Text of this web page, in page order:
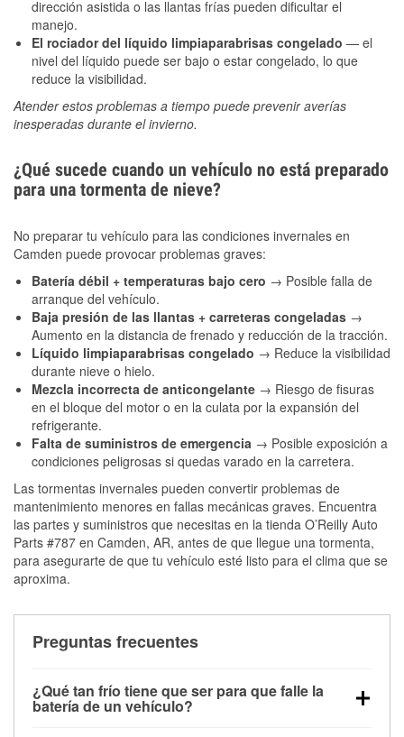
dirección asistida o las llantas frías pueden dificultar el
manejo.
El rociador del líquido limpiaparabrisas congelado — el
nivel del líquido puede ser bajo o estar congelado, lo que
reduce la visibilidad.
Atender estos problemas a tiempo puede prevenir averías
inesperadas durante el invierno.
¿Qué sucede cuando un vehículo no está preparado
para una tormenta de nieve?
No preparar tu vehículo para las condiciones invernales en
Camden puede provocar problemas graves:
Batería débil + temperaturas bajo cero → Posible falla de
arranque del vehículo.
Baja presión de las llantas + carreteras congeladas →
Aumento en la distancia de frenado y reducción de la tracción.
Líquido limpiaparabrisas congelado → Reduce la visibilidad
durante nieve o hielo.
Mezcla incorrecta de anticongelante → Riesgo de fisuras
en el bloque del motor o en la culata por la expansión del
refrigerante.
Falta de suministros de emergencia → Posible exposición a
condiciones peligrosas si quedas varado en la carretera.
Las tormentas invernales pueden convertir problemas de
mantenimiento menores en fallas mecánicas graves. Encuentra
las partes y suministros que necesitas en la tienda O’Reilly Auto
Parts #787 en Camden, AR, antes de que llegue una tormenta,
para asegurarte de que tu vehículo esté listo para el clima que se
aproxima.
Preguntas frecuentes
¿Qué tan frío tiene que ser para que falle la
batería de un vehículo?